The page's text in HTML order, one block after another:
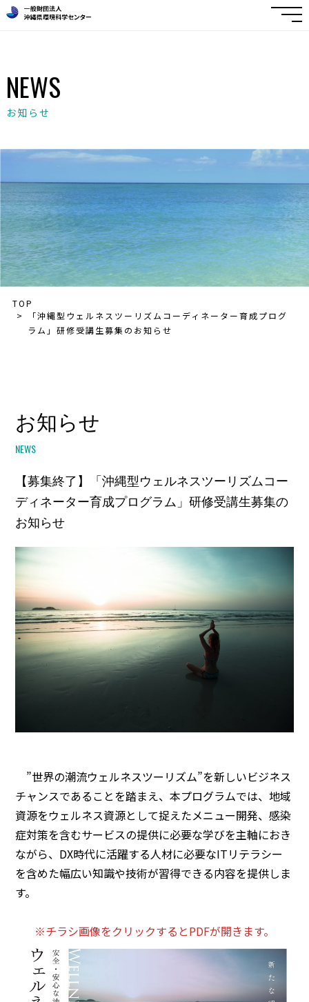
NEWS
お知らせ
TOP
「沖縄型ウェルネスツーリズムコーディネーター育成プログ
ラム」研修受講生募集のお知らせ
お知らせ
NEWS
【募集終了】「沖縄型ウェルネスツーリズムコー
ディネーター育成プログラム」研修受講生募集の
お知らせ
”世界の潮流ウェルネスツーリズム”を新しいビジネス
チャンスであることを踏まえ、本プログラムでは、地域
資源をウェルネス資源として捉えたメニュー開発、感染
症対策を含むサービスの提供に必要な学びを主軸におき
ながら、DX時代に活躍する人材に必要なITリテラシー
を含めた幅広い知識や技術が習得できる内容を提供しま
す。
※チラシ画像をクリックするとPDFが開きます。